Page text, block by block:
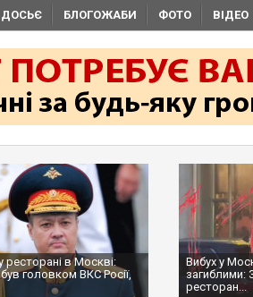
ДОСЬЄ БЛОГОЖАБИ ФОТО ВІДЕО
ресторані в Москві:
головком ВКС Росії,
Вибух у
загиблими:
ресторан...